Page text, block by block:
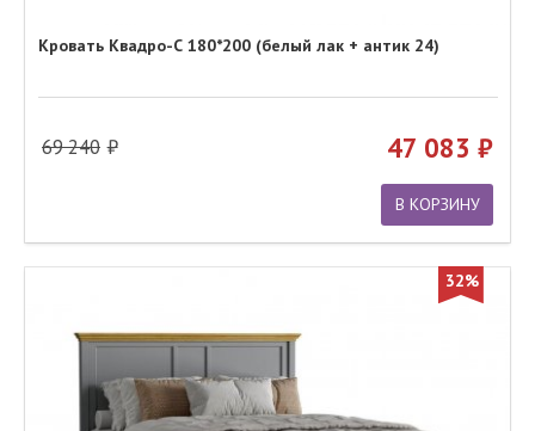
Кровать Квадро-С 180*200 (белый лак + антик 24)
69 240 47 083
В КОРЗИНУ
32%